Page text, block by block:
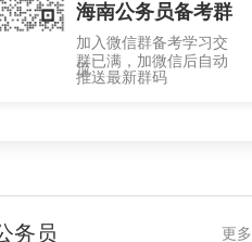
海南公务员备考群
加入微信群备考学习交
流
群已满，加微信后自动
推送最新群码
务员 更多